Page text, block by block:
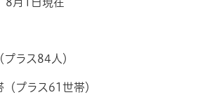
ラス84人）
プラス61世帯）